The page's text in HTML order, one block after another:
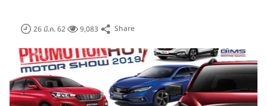
26 มี.ค. 62 9,083 Share